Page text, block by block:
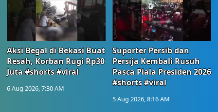
Aksi Begal di Bekasi Buat
Resah, Korban Rugi Rp30
Juta #shorts #viral
6 Aug 2026, 7:30 AM
Suporter Persib dan
Persija Kembali Rusuh
Pasca Piala Presiden 2026
#shorts #viral
5 Aug 2026, 8:16 AM